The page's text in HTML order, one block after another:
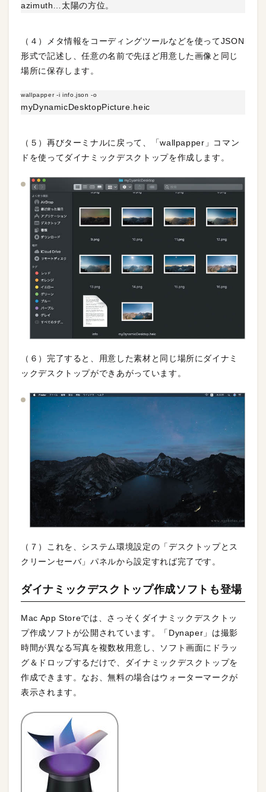
azimuth…太陽の方位。
（４）メタ情報をコーディングツールなどを使ってJSON
形式で記述し、任意の名前で先ほど用意した画像と同じ
場所に保存します。
wallpapper -i info.json -o
myDynamicDesktopPicture.heic
（５）再びターミナルに戻って、「wallpapper」コマン
ドを使ってダイナミックデスクトップを作成します。
（６）完了すると、用意した素材と同じ場所にダイナミ
ックデスクトップができあがっています。
（７）これを、システム環境設定の「デスクトップとス
クリーンセーバ」パネルから設定すれば完了です。
ダイナミックデスクトップ作成ソフトも登場
Mac App Storeでは、さっそくダイナミックデスクトッ
プ作成ソフトが公開されています。「Dynaper」は撮影
時間が異なる写真を複数枚用意し、ソフト画面にドラッ
グ＆ドロップするだけで、ダイナミックデスクトップを
作成できます。なお、無料の場合はウォーターマークが
表示されます。